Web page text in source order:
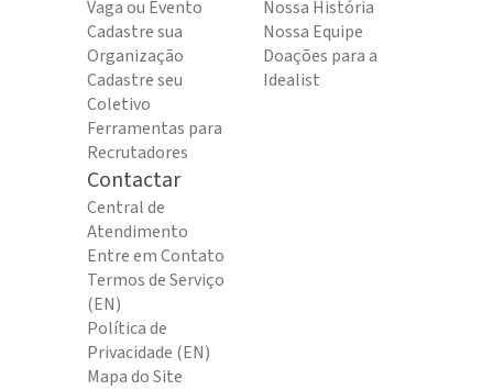
Vaga ou Evento
Cadastre sua
Organização
Cadastre seu
Coletivo
Ferramentas para
Recrutadores
Nossa História
Nossa Equipe
Doações para a
Idealist
Contactar
Central de
Atendimento
Entre em Contato
Termos de Serviço
(EN)
Política de
Privacidade (EN)
Mapa do Site